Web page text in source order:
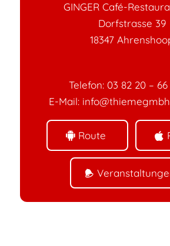
GINGER Café-
Dorfstrasse 39
18347
Telefon: 03 82 20 – 66
E-Mail:
Route